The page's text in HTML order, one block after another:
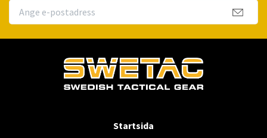
Startsida